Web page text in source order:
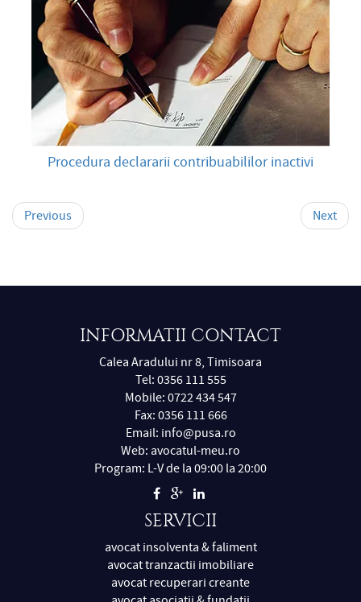
Procedura declararii contribuabililor inactivi
Previous Next
INFORMATII CONTACT
Calea Aradului nr 8, Timisoara
Tel: 0356 111 555
Mobile: 0722 434 547
Fax: 0356 111 666
Email: info@pusa.ro
Web: avocatul-meu.ro
Program: L-V de la 09:00 la 20:00
SERVICII
avocat insolventa & faliment
avocat tranzactii imobiliare
avocat recuperari creante